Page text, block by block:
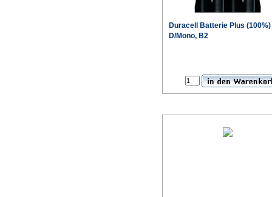
Duracell Batterie Plus (100%)
D/Mono, B2